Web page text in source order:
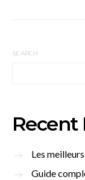
SEARCH
Recent
Les
Guide